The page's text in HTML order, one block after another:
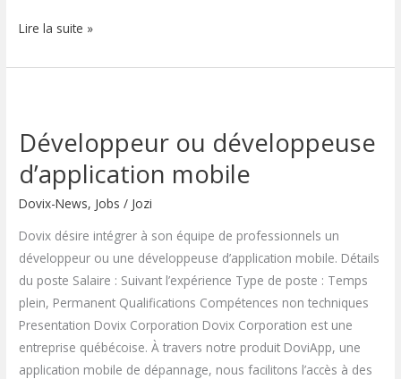
Lire la suite »
Développeur ou développeuse
d’application mobile
Dovix-News, Jobs / Jozi
Dovix désire intégrer à son équipe de professionnels un
développeur ou une développeuse d’application mobile. Détails
du poste Salaire : Suivant l’expérience Type de poste : Temps
plein, Permanent Qualifications Compétences non techniques
Presentation Dovix Corporation Dovix Corporation est une
entreprise québécoise. À travers notre produit DoviApp, une
application mobile de dépannage, nous facilitons l’accès à des
développeuse
d’application
mobile